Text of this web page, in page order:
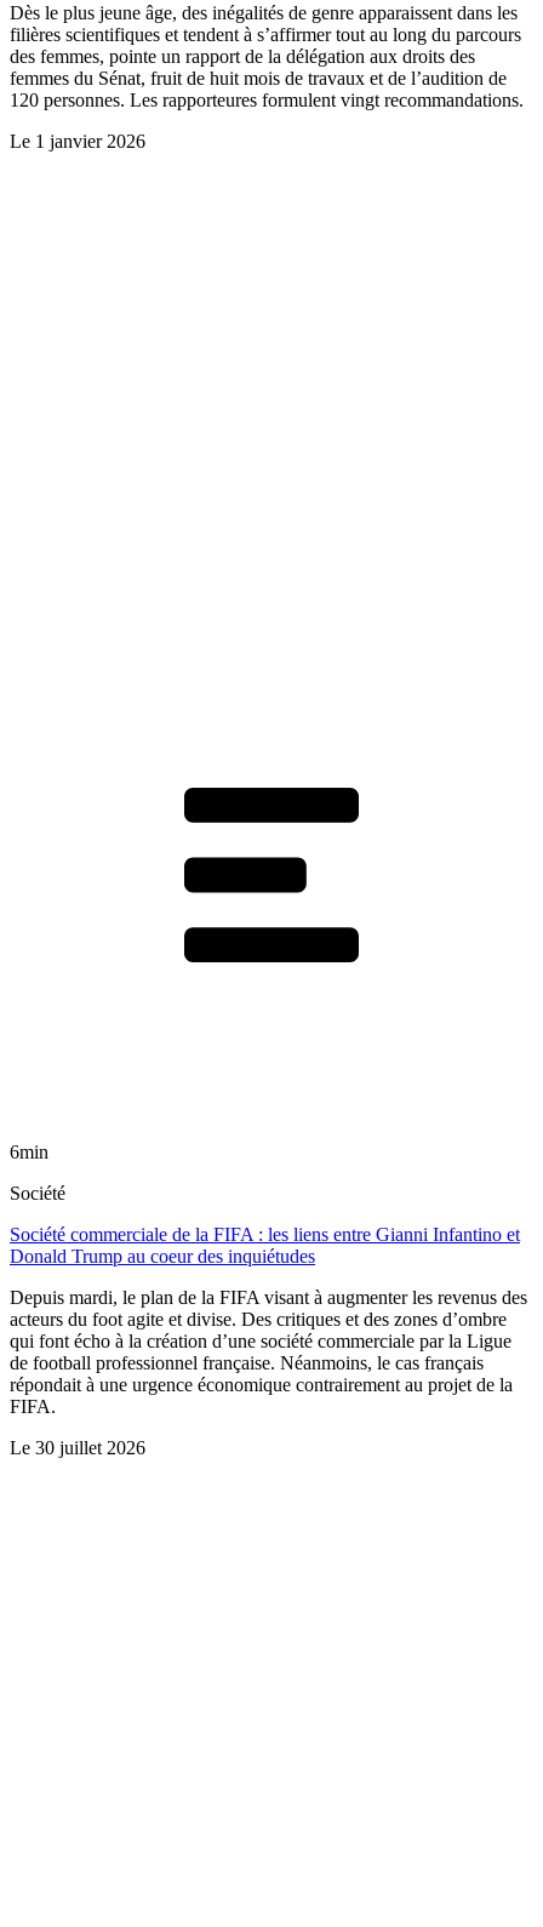
Dès le plus jeune âge, des inégalités de genre apparaissent dans les
filières scientifiques et tendent à s’affirmer tout au long du parcours
des femmes, pointe un rapport de la délégation aux droits des
femmes du Sénat, fruit de huit mois de travaux et de l’audition de
120 personnes. Les rapporteures formulent vingt recommandations.
Le 1 janvier 2026
6min
Société
Société commerciale de la FIFA : les liens entre Gianni Infantino et
Donald Trump au coeur des inquiétudes
Depuis mardi, le plan de la FIFA visant à augmenter les revenus des
acteurs du foot agite et divise. Des critiques et des zones d’ombre
qui font écho à la création d’une société commerciale par la Ligue
de football professionnel française. Néanmoins, le cas français
répondait à une urgence économique contrairement au projet de la
FIFA.
Le 30 juillet 2026